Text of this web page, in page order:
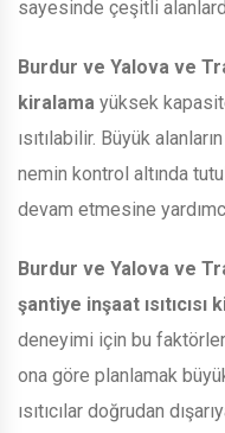
sayesinde çeşitli
Burdur ve Yalova ve
kiralama yüksek
ısıtılabilir. Büyük
nemin kontrol altında
devam etmesine
Burdur ve Yalova ve
şantiye inşaat ısıtıcısı
deneyimi için bu
ona göre planlamak
ısıtıcılar doğrudan